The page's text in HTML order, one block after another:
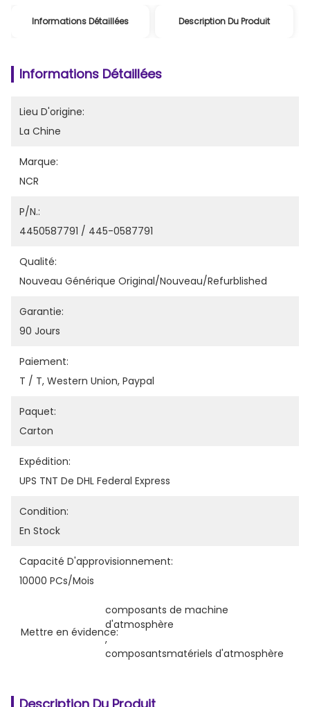
Informations Détaillées Description Du Produit
Informations Détaillées
Lieu D'origine:
La Chine
Marque:
NCR
P/N.:
4450587791 / 445-0587791
Qualité:
Nouveau Générique Original/nouveau/refurblished
Garantie:
90 Jours
Paiement:
T / T, Western Union, Paypal
Paquet:
Carton
Expédition:
UPS TNT De DHL Federal Express
Condition:
En Stock
Capacité D'approvisionnement:
10000 PCs/mois
Mettre en évidence:
composants de machine
d'atmosphère
,
composantsmatériels d'atmosphère